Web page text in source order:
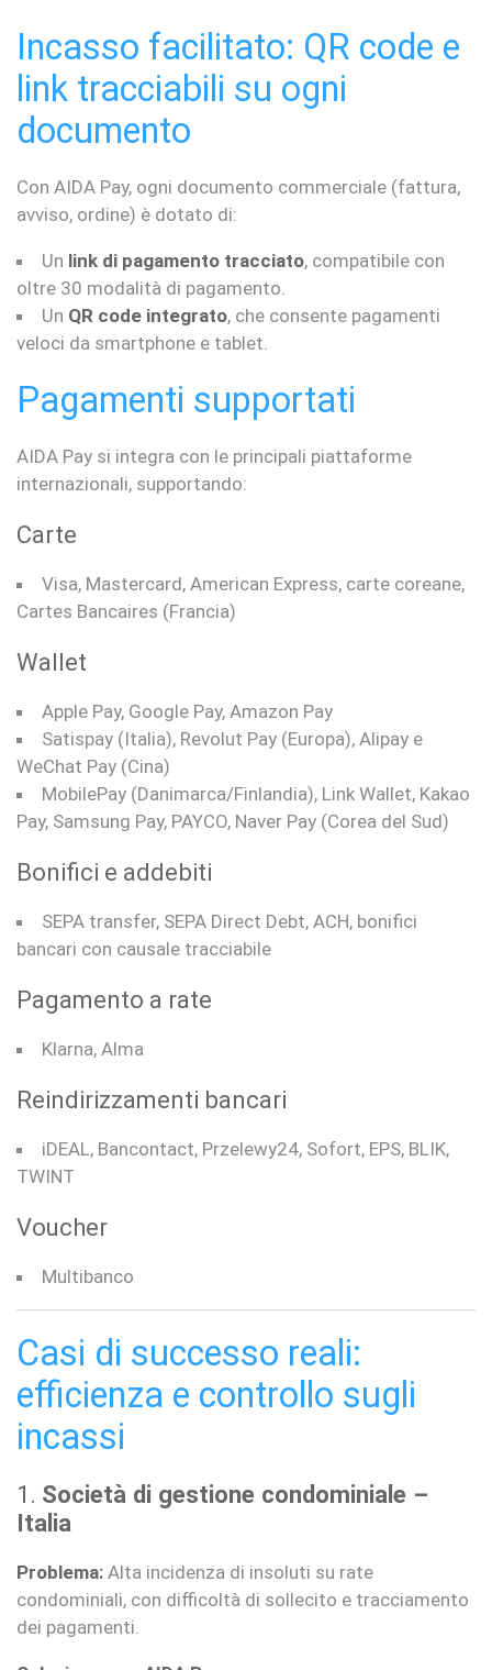
Incasso facilitato: QR code e
link tracciabili su ogni
documento
Con AIDA Pay, ogni documento commerciale (fattura,
avviso, ordine) è dotato di:
Un link di pagamento tracciato, compatibile con
oltre 30 modalità di pagamento.
Un QR code integrato, che consente pagamenti
veloci da smartphone e tablet.
Pagamenti supportati
AIDA Pay si integra con le principali piattaforme
internazionali, supportando:
Carte
Visa, Mastercard, American Express, carte coreane,
Cartes Bancaires (Francia)
Wallet
Apple Pay, Google Pay, Amazon Pay
Satispay (Italia), Revolut Pay (Europa), Alipay e
WeChat Pay (Cina)
MobilePay (Danimarca/Finlandia), Link Wallet, Kakao
Pay, Samsung Pay, PAYCO, Naver Pay (Corea del Sud)
Bonifici e addebiti
SEPA transfer, SEPA Direct Debt, ACH, bonifici
bancari con causale tracciabile
Pagamento a rate
Klarna, Alma
Reindirizzamenti bancari
iDEAL, Bancontact, Przelewy24, Sofort, EPS, BLIK,
TWINT
Voucher
Multibanco
Casi di successo reali:
efficienza e controllo sugli
incassi
1. Società di gestione condominiale –
Italia
Problema: Alta incidenza di insoluti su rate
condominiali, con difficoltà di sollecito e tracciamento
dei pagamenti.